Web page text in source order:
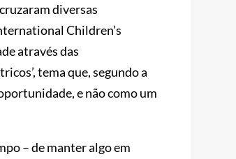
diversas
Children’s
através das
tema que, segundo a
e não como um
– de manter algo em